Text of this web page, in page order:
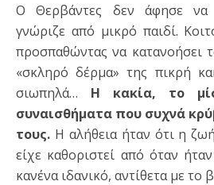
Ο Θερβάντες δεν άφησε
γνώριζε από μικρό παιδί.
προσπαθώντας να κατανοήσει
«σκληρό δέρμα» της πικρή
σιωπηλά… Η κακία, το
συναισθήματα που συχνά
τους. Η αλήθεια ήταν ότι η
είχε καθοριστεί από όταν
κανένα ιδανικό, αντίθετα με το